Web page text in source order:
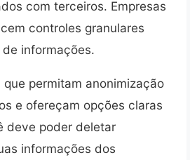
com terceiros. Empresas
controles granulares
informações.
permitam anonimização
e ofereçam opções claras
deve poder deletar
informações dos